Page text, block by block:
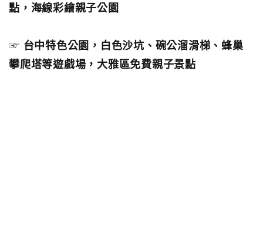
點，海線彩繪親子公園
☞ 台中特色公園，白色沙坑、碗公溜滑梯、蜂巢
攀爬塔等遊戲場，大雅區免費親子景點